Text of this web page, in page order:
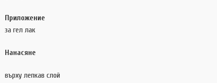
Приложение
за гел лак
Нанасяне
върху лепкав слой